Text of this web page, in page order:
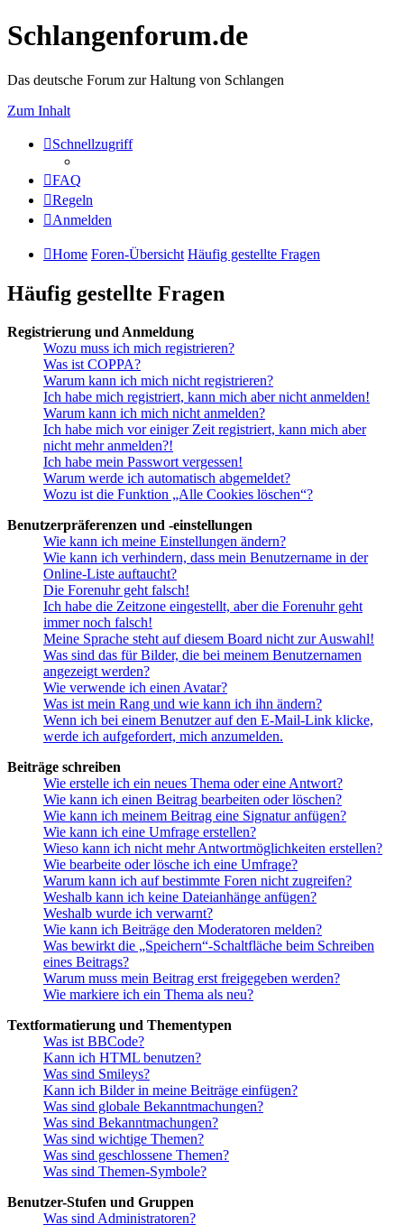
Schlangenforum.de
Das deutsche Forum zur Haltung von Schlangen
Zum Inhalt
Schnellzugriff
FAQ
Regeln
Anmelden
Home Foren-Übersicht Häufig gestellte Fragen
Häufig gestellte Fragen
Registrierung und Anmeldung
Wozu muss ich mich registrieren?
Was ist COPPA?
Warum kann ich mich nicht registrieren?
Ich habe mich registriert, kann mich aber nicht anmelden!
Warum kann ich mich nicht anmelden?
Ich habe mich vor einiger Zeit registriert, kann mich aber
nicht mehr anmelden?!
Ich habe mein Passwort vergessen!
Warum werde ich automatisch abgemeldet?
Wozu ist die Funktion „Alle Cookies löschen“?
Benutzerpräferenzen und -einstellungen
Wie kann ich meine Einstellungen ändern?
Wie kann ich verhindern, dass mein Benutzername in der
Online-Liste auftaucht?
Die Forenuhr geht falsch!
Ich habe die Zeitzone eingestellt, aber die Forenuhr geht
immer noch falsch!
Meine Sprache steht auf diesem Board nicht zur Auswahl!
Was sind das für Bilder, die bei meinem Benutzernamen
angezeigt werden?
Wie verwende ich einen Avatar?
Was ist mein Rang und wie kann ich ihn ändern?
Wenn ich bei einem Benutzer auf den E-Mail-Link klicke,
werde ich aufgefordert, mich anzumelden.
Beiträge schreiben
Wie erstelle ich ein neues Thema oder eine Antwort?
Wie kann ich einen Beitrag bearbeiten oder löschen?
Wie kann ich meinem Beitrag eine Signatur anfügen?
Wie kann ich eine Umfrage erstellen?
Wieso kann ich nicht mehr Antwortmöglichkeiten erstellen?
Wie bearbeite oder lösche ich eine Umfrage?
Warum kann ich auf bestimmte Foren nicht zugreifen?
Weshalb kann ich keine Dateianhänge anfügen?
Weshalb wurde ich verwarnt?
Wie kann ich Beiträge den Moderatoren melden?
Was bewirkt die „Speichern“-Schaltfläche beim Schreiben
eines Beitrags?
Warum muss mein Beitrag erst freigegeben werden?
Wie markiere ich ein Thema als neu?
Textformatierung und Thementypen
Was ist BBCode?
Kann ich HTML benutzen?
Was sind Smileys?
Kann ich Bilder in meine Beiträge einfügen?
Was sind globale Bekanntmachungen?
Was sind Bekanntmachungen?
Was sind wichtige Themen?
Was sind geschlossene Themen?
Was sind Themen-Symbole?
Benutzer-Stufen und Gruppen
Was sind Administratoren?